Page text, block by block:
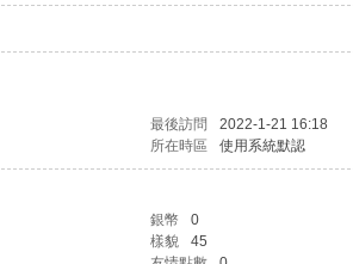
最後訪問
2022-1-21 16:18
所在時區 使用系統默認
銀幣
0
樣貌
45